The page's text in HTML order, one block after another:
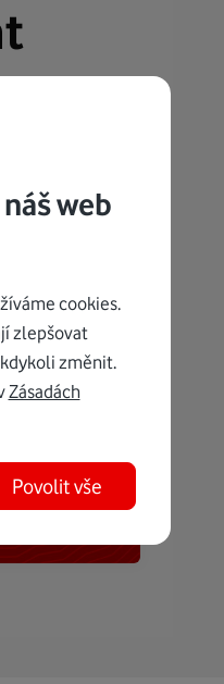
web
cookies.
zlepšovat
změnit.
Zásadách
Povolit vše